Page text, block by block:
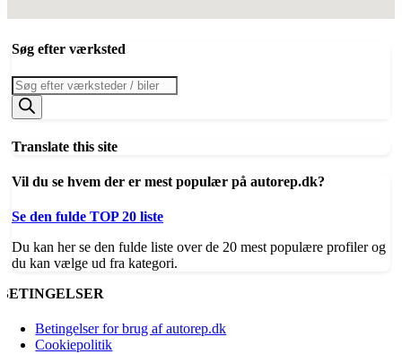
Søg efter værksted
Products
search
Translate this site
Vil du se hvem der er mest populær på autorep.dk?
Se den fulde TOP 20 liste
Du kan her se den fulde liste over de 20 mest populære profiler og
du kan vælge ud fra kategori.
BETINGELSER
Betingelser for brug af autorep.dk
Cookiepolitik